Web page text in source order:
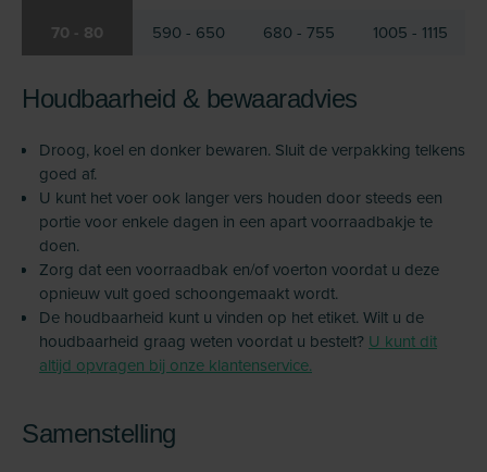
70 - 80 590 - 650 680 - 755 1005 - 1115
Houdbaarheid & bewaaradvies
Droog, koel en donker bewaren. Sluit de verpakking telkens
goed af.
U kunt het voer ook langer vers houden door steeds een
portie voor enkele dagen in een apart voorraadbakje te
doen.
Zorg dat een voorraadbak en/of voerton voordat u deze
opnieuw vult goed schoongemaakt wordt.
De houdbaarheid kunt u vinden op het etiket. Wilt u de
houdbaarheid graag weten voordat u bestelt? U kunt dit
altijd opvragen bij onze klantenservice.
Samenstelling